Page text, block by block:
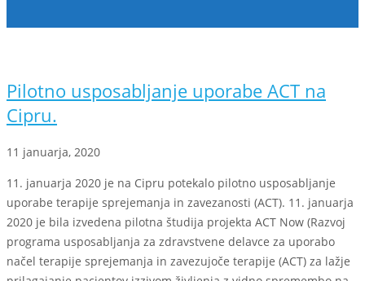
Pilotno usposabljanje uporabe ACT na
Cipru.
11 januarja, 2020
11. januarja 2020 je na Cipru potekalo pilotno usposabljanje
uporabe terapije sprejemanja in zavezanosti (ACT). 11. januarja
2020 je bila izvedena pilotna študija projekta ACT Now (Razvoj
programa usposabljanja za zdravstvene delavce za uporabo
načel terapije sprejemanja in zavezujoče terapije (ACT) za lažje